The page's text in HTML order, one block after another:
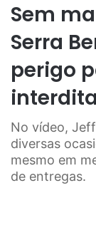
Sem
Serra
perigo
No vídeo,
diversas
mesmo em
de entregas.